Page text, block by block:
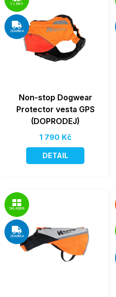
1-2 DNY
ZDARMA
Non-stop Dogwear
Protector vesta GPS
(DOPRODEJ)
1 790 Kč
DETAIL
SKLADEM
ZDARMA